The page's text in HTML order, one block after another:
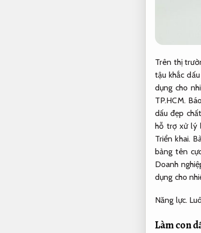
Trên thị
tậu khắc
dụng cho
TP.HCM.
dấu đẹp
hỗ trợ xử lý
Triển khai.
bảng tên
Doanh
dụng cho
Năng lực.
Làm con